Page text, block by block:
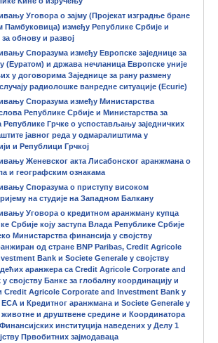
Уговора о зајму (Пројекат изградње бране
Памбуковица) између Републике Србије и
обнову и развој
Споразума између Европске заједнице за
(Еуратом) и држава нечланица Европске уније
у договорима Заједнице за рану размену
радиолошке ванредне ситуације (Ecurie)
Споразума између Министарства
Републике Србије и Министарства за
Републике Грчке о успостављању заједничких
јавног реда у одмаралиштима у
и Републици Грчкој
Женевског акта Лисабонског аранжмана о
и географским ознакама
Споразума о приступу високом
на студије на Западном Балкану
Уговора о кредитном аранжману купца
Србије коју заступа Влада Републике Србије
Министарства финансија у својству
од стране BNP Paribas, Credit Agricolе
Bank и Societe Generale у својству
аранжера са Credit Agricolе Corporate and
својству Банке за глобалну координацију и
Credit Agricolе Corporate and Investment Bank у
EСА и Кредитног аранжмана и Societe Generale у
животне и друштвене средине и Координатора
институција наведених у Делу 1
Првобитних зајмодавaца